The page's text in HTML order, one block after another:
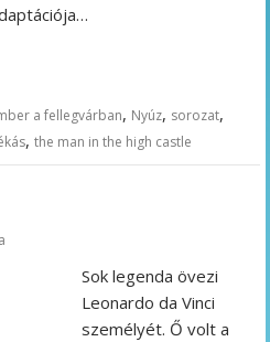
a fellegvárban, Nyúz, sorozat,
,the man in the high castle
Sok legenda övezi
Leonardo da Vinci
személyét. Ő volt a